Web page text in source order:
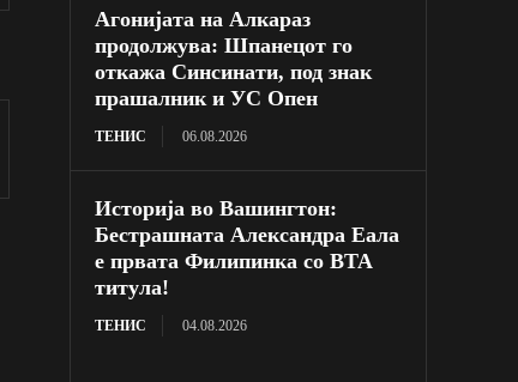
Агонијата на Алкараз
продолжува: Шпанецот го
откажа Синсинати, под знак
прашалник и УС Опен
ТЕНИС 06.08.2026
Историја во Вашингтон:
Бестрашната Александра Еала
е првата Филипинка со ВТА
титула!
ТЕНИС 04.08.2026